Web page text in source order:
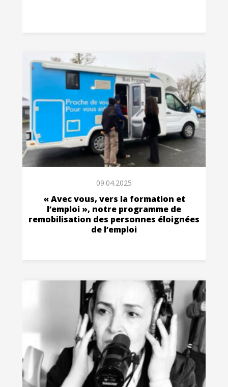
09.04.2025
« Avec vous, vers la formation et
l’emploi », notre programme de
remobilisation des personnes éloignées
de l’emploi